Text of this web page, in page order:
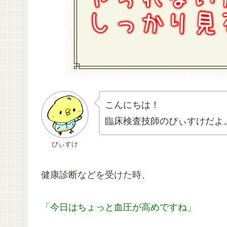
ぴぃすけ
こんにちは！
臨床検査技師のぴぃすけだよ
健康診断などを受けた時、
「今日はちょっと血圧が高めですね」